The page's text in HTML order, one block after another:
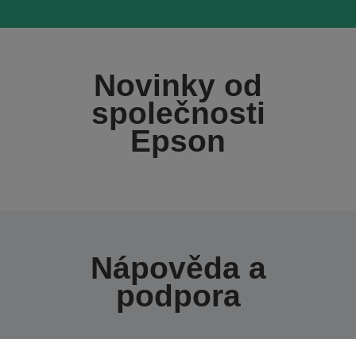
Novinky od
společnosti
Epson
Nápověda a
podpora